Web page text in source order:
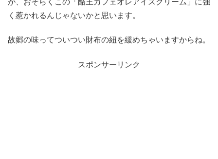
が、おそらくこの「酪王カフェオレアイスクリーム」に強
く惹かれるんじゃないかと思います。
故郷の味ってついつい財布の紐を緩めちゃいますからね。
スポンサーリンク